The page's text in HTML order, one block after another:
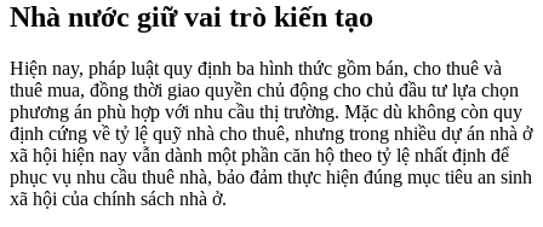
Nhà nước giữ vai trò kiến tạo
Hiện nay, pháp luật quy định ba hình thức gồm bán, cho thuê và
thuê mua, đồng thời giao quyền chủ động cho chủ đầu tư lựa chọn
phương án phù hợp với nhu cầu thị trường. Mặc dù không còn quy
định cứng về tỷ lệ quỹ nhà cho thuê, nhưng trong nhiều dự án nhà ở
xã hội hiện nay vẫn dành một phần căn hộ theo tỷ lệ nhất định để
phục vụ nhu cầu thuê nhà, bảo đảm thực hiện đúng mục tiêu an sinh
xã hội của chính sách nhà ở.